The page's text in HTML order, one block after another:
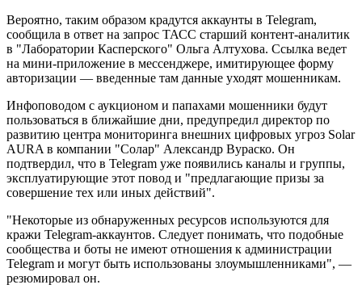
Вероятно, таким образом крадутся аккаунты в Telegram,
сообщила в ответ на запрос ТАСС старший контент-аналитик
в "Лаборатории Касперского" Ольга Алтухова. Ссылка ведет
на мини-приложение в мессенджере, имитирующее форму
авторизации — введенные там данные уходят мошенникам.
Инфоповодом с аукционом и папахами мошенники будут
пользоваться в ближайшие дни, предупредил директор по
развитию центра мониторинга внешних цифровых угроз Solar
AURA в компании "Солар" Александр Вураско. Он
подтвердил, что в Telegram уже появились каналы и группы,
эксплуатирующие этот повод и "предлагающие призы за
совершение тех или иных действий".
"Некоторые из обнаруженных ресурсов используются для
кражи Telegram-аккаунтов. Следует понимать, что подобные
сообщества и боты не имеют отношения к администрации
Telegram и могут быть использованы злоумышленниками", —
резюмировал он.